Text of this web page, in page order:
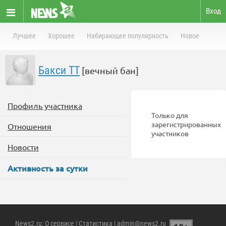
Вход
Лучшее Хорошее Набирающее популярность Новое
Бакси TT [вечный бан]
Профиль участника
Отношения
Новости
Активность за сутки
Только для
зарегистрированных
участников
News2.ru: О сервисе | Статистика | admin@news2.ru